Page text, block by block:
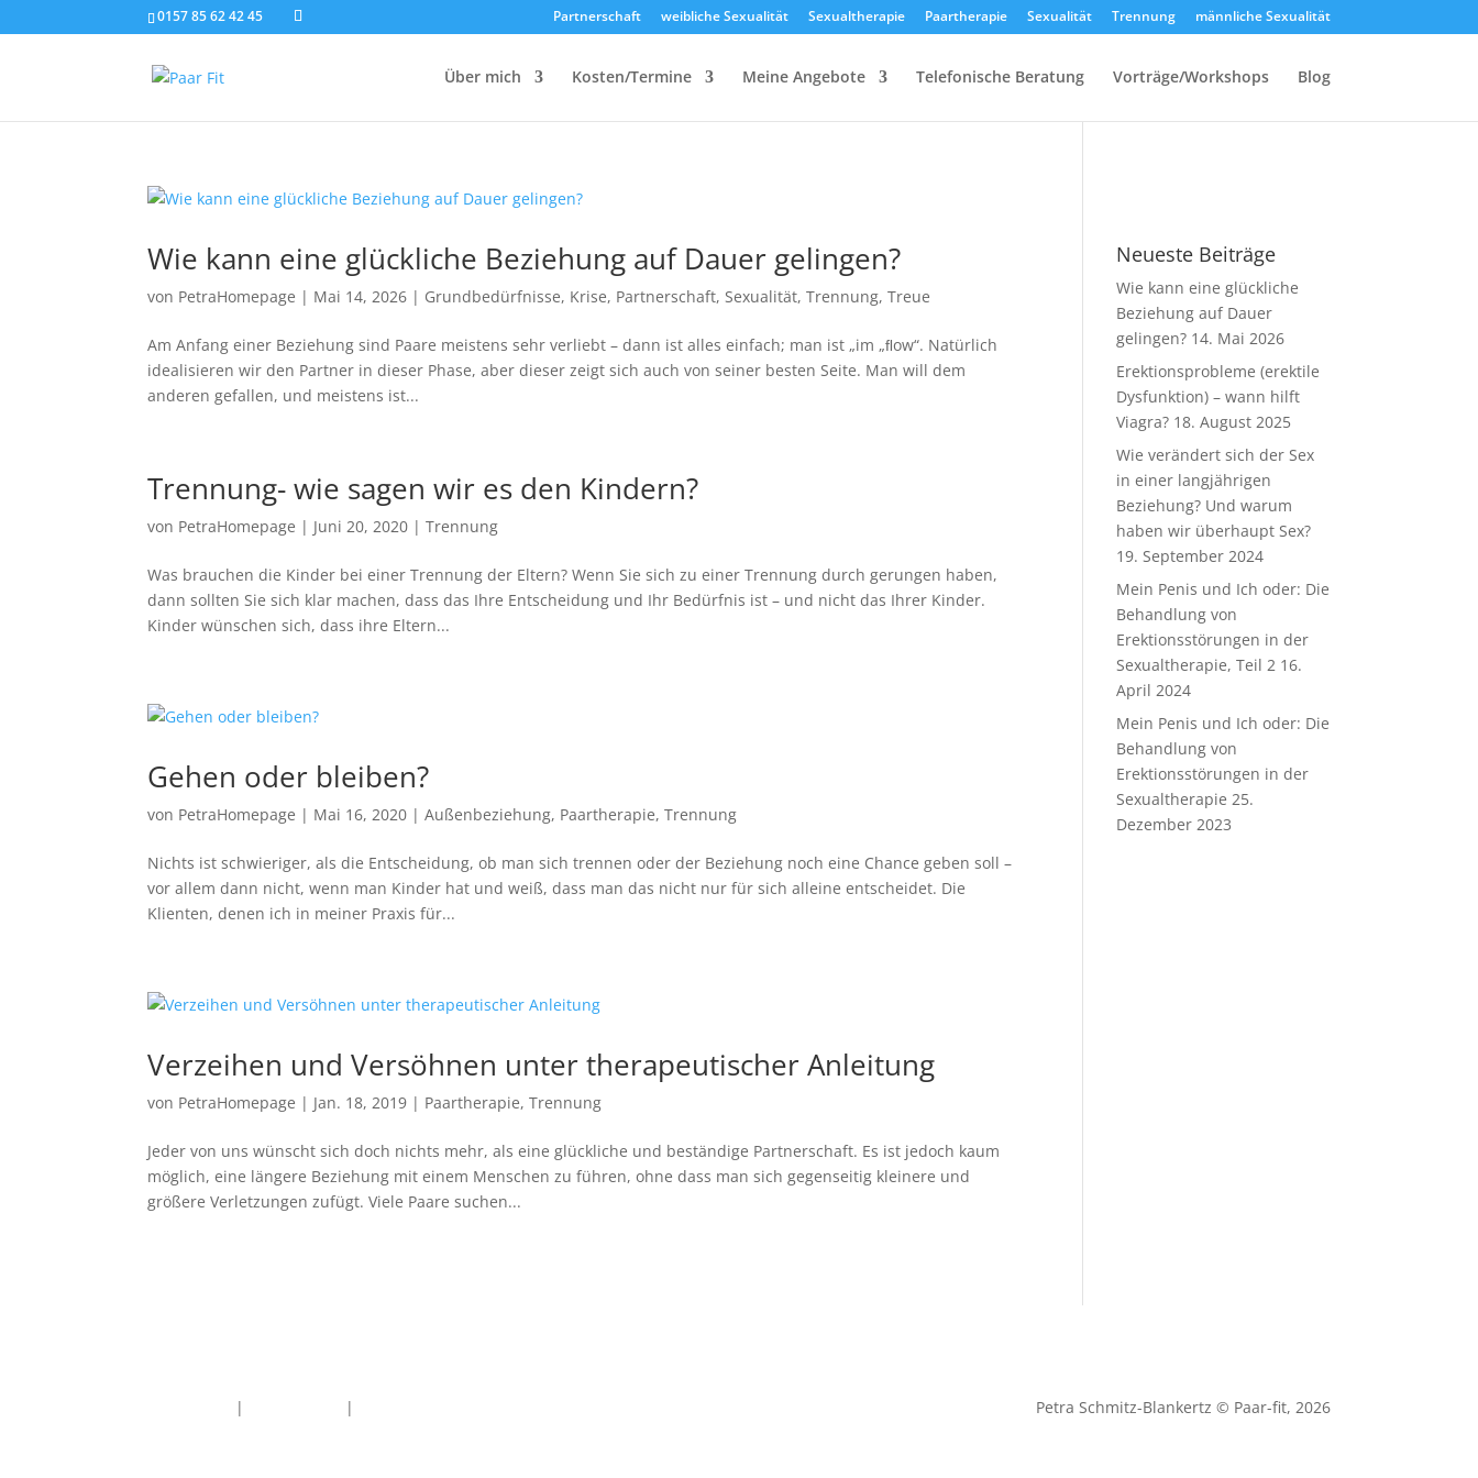
0157 85 62 42 45 Partnerschaft weibliche Sexualität Sexualtherapie Paartherapie Sexualität Trennung männliche Sexualität
Über mich Kosten/Termine Meine Angebote Telefonische Beratung Vorträge/Workshops Blog
Wie kann eine glückliche Beziehung auf Dauer gelingen?
von PetraHomepage | Mai 14, 2026 | Grundbedürfnisse, Krise, Partnerschaft,Sexualität,Trennung,Treue
Am Anfang einer Beziehung sind Paare meistens sehr verliebt – dann ist alles einfach; man ist „im „ﬂow“. Natürlich
idealisieren wir den Partner in dieser Phase, aber dieser zeigt sich auch von seiner besten Seite. Man will dem
anderen gefallen, und meistens ist...
Trennung- wie sagen wir es den Kindern?
von PetraHomepage | Juni 20, 2020 |Trennung
Was brauchen die Kinder bei einer Trennung der Eltern? Wenn Sie sich zu einer Trennung durch gerungen haben,
dann sollten Sie sich klar machen, dass das Ihre Entscheidung und Ihr Bedürfnis ist – und nicht das Ihrer Kinder.
Kinder wünschen sich, dass ihre Eltern...
Gehen oder bleiben?
von PetraHomepage | Mai 16, 2020 |Außenbeziehung, Paartherapie,Trennung
Nichts ist schwieriger, als die Entscheidung, ob man sich trennen oder der Beziehung noch eine Chance geben soll –
vor allem dann nicht, wenn man Kinder hat und weiß, dass man das nicht nur für sich alleine entscheidet. Die
Klienten, denen ich in meiner Praxis für...
Verzeihen und Versöhnen unter therapeutischer Anleitung
von PetraHomepage | Jan. 18, 2019 | Paartherapie,Trennung
Jeder von uns wünscht sich doch nichts mehr, als eine glückliche und beständige Partnerschaft. Es ist jedoch kaum
möglich, eine längere Beziehung mit einem Menschen zu führen, ohne dass man sich gegenseitig kleinere und
größere Verletzungen zufügt. Viele Paare suchen...
Neueste Beiträge
Wie kann eine glückliche
Beziehung auf Dauer
gelingen? 14. Mai 2026
Erektionsprobleme (erektile
Dysfunktion) – wann hilft
Viagra? 18. August 2025
Wie verändert sich der Sex
in einer langjährigen
Beziehung? Und warum
haben wir überhaupt Sex?
19. September 2024
Mein Penis und Ich oder: Die
Behandlung von
Erektionsstörungen in der
Sexualtherapie, Teil 2 16.
April 2024
Mein Penis und Ich oder: Die
Behandlung von
Erektionsstörungen in der
Sexualtherapie 25.
Dezember 2023
| | Petra Schmitz-Blankertz © Paar-fit, 2026